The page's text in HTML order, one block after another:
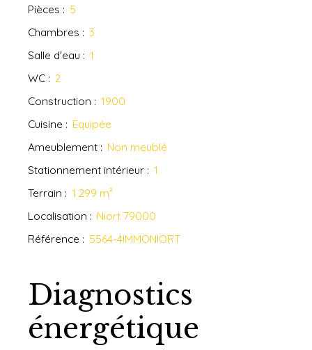
Pièces : 5
Chambres : 3
Salle d'eau : 1
WC : 2
Construction : 1900
Cuisine : Equipée
Ameublement : Non meublé
Stationnement intérieur : 1
Terrain : 1 299 m²
Localisation : Niort 79000
Référence : 5564-4IMMONIORT
Diagnostics
énergétique